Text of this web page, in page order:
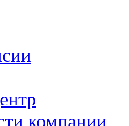
компании